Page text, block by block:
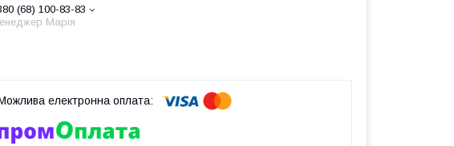
(68) 100-83-83
Марія